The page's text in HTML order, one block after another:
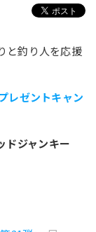
と釣り人を応援
レゼントキャン
ドジャンキー